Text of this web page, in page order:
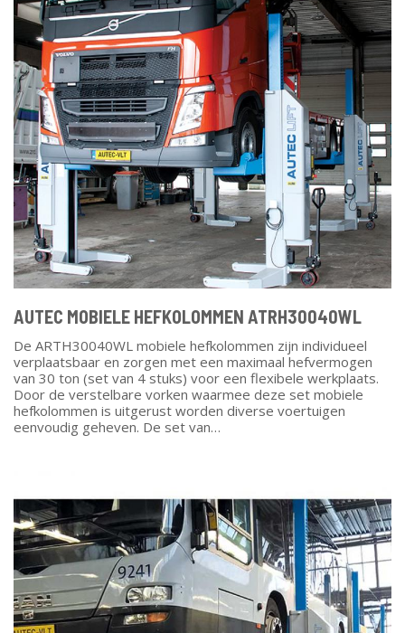
AUTEC MOBIELE HEFKOLOMMEN ATRH30040WL
De ARTH30040WL mobiele hefkolommen zijn individueel
verplaatsbaar en zorgen met een maximaal hefvermogen
van 30 ton (set van 4 stuks) voor een flexibele werkplaats.
Door de verstelbare vorken waarmee deze set mobiele
hefkolommen is uitgerust worden diverse voertuigen
eenvoudig geheven. De set van…